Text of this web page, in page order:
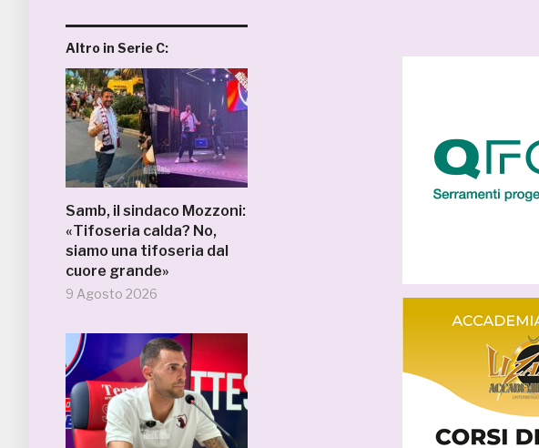
Altro in Serie C:
Samb, il sindaco Mozzoni:
«Tifoseria calda? No,
siamo una tifoseria dal
cuore grande»
9 Agosto 2026